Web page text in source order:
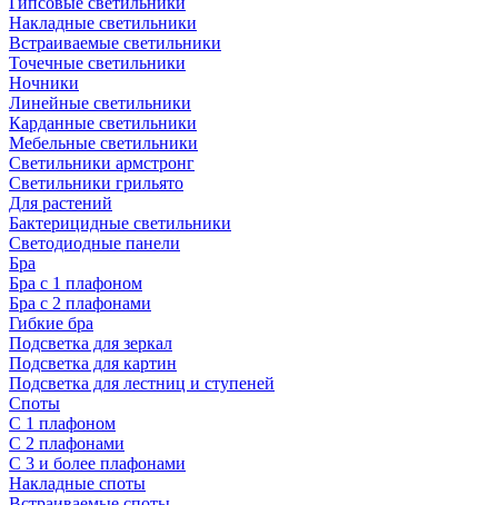
Накладные светильники
Встраиваемые светильники
Точечные светильники
Ночники
Линейные светильники
Карданные светильники
Мебельные светильники
Светильники армстронг
Светильники грильято
Для растений
Бактерицидные светильники
Светодиодные панели
Бра
Бра с 1 плафоном
Бра с 2 плафонами
Гибкие бра
Подсветка для зеркал
Подсветка для картин
Подсветка для лестниц и ступеней
Споты
С 1 плафоном
С 2 плафонами
С 3 и более плафонами
Накладные споты